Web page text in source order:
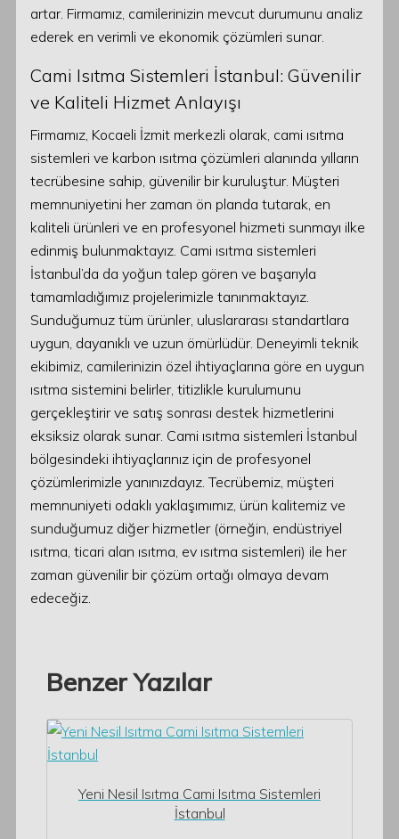
artar. Firmamız, camilerinizin mevcut durumunu analiz
ederek en verimli ve ekonomik çözümleri sunar.
Cami Isıtma Sistemleri İstanbul: Güvenilir
ve Kaliteli Hizmet Anlayışı
Firmamız, Kocaeli İzmit merkezli olarak, cami ısıtma
sistemleri ve karbon ısıtma çözümleri alanında yılların
tecrübesine sahip, güvenilir bir kuruluştur. Müşteri
memnuniyetini her zaman ön planda tutarak, en
kaliteli ürünleri ve en profesyonel hizmeti sunmayı ilke
edinmiş bulunmaktayız. Cami ısıtma sistemleri
İstanbul’da da yoğun talep gören ve başarıyla
tamamladığımız projelerimizle tanınmaktayız.
Sunduğumuz tüm ürünler, uluslararası standartlara
uygun, dayanıklı ve uzun ömürlüdür. Deneyimli teknik
ekibimiz, camilerinizin özel ihtiyaçlarına göre en uygun
ısıtma sistemini belirler, titizlikle kurulumunu
gerçekleştirir ve satış sonrası destek hizmetlerini
eksiksiz olarak sunar. Cami ısıtma sistemleri İstanbul
bölgesindeki ihtiyaçlarınız için de profesyonel
çözümlerimizle yanınızdayız. Tecrübemiz, müşteri
memnuniyeti odaklı yaklaşımımız, ürün kalitemiz ve
sunduğumuz diğer hizmetler (örneğin, endüstriyel
ısıtma, ticari alan ısıtma, ev ısıtma sistemleri) ile her
zaman güvenilir bir çözüm ortağı olmaya devam
edeceğiz.
Benzer Yazılar
Yeni Nesil Isıtma Cami Isıtma Sistemleri
İstanbul